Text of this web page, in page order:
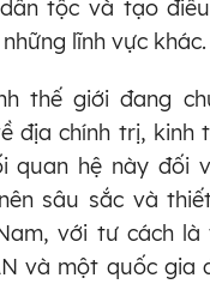
tộc và tạo
lĩnh vực khác.
thế giới đang
địa chính trị, kinh
quan hệ này đối
sâu sắc và
với tư cách là
và một quốc gia